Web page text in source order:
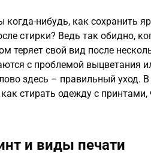
нибудь, как сохранить
стирки? Ведь так обидно,
теряет свой вид после
с проблемой выцветания
здесь – правильный уход.
стирать одежду с
и виды печати